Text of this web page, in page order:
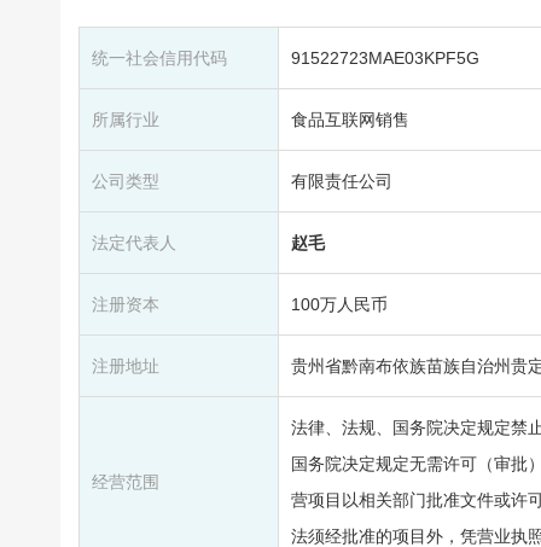
统一社会信用代码 91522723MAE03KPF5G
所属行业 食品互联网销售
公司类型 有限责任公司
法定代表人 赵毛
注册资本 100万人民币
注册地址 贵州省黔南布依族苗族自治州贵
经营范围
法律、法规、国务院决定规定禁
国务院决定规定无需许可（审批
营项目以相关部门批准文件或许
法须经批准的项目外，凭营业执